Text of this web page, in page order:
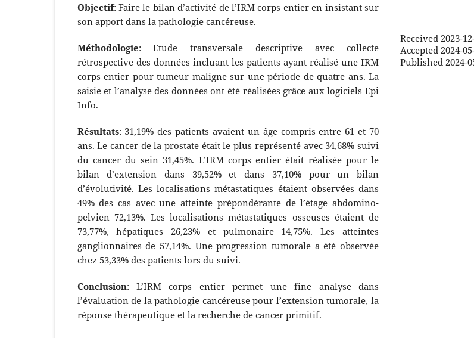
Objectif: Faire le bilan d’activité de l’IRM corps entier en insistant sur
son apport dans la pathologie cancéreuse.
Méthodologie: Etude transversale descriptive avec collecte
rétrospective des données incluant les patients ayant réalisé une IRM
corps entier pour tumeur maligne sur une période de quatre ans. La
saisie et l’analyse des données ont été réalisées grâce aux logiciels Epi
Info.
Résultats: 31,19% des patients avaient un âge compris entre 61 et 70
ans. Le cancer de la prostate était le plus représenté avec 34,68% suivi
du cancer du sein 31,45%. L’IRM corps entier était réalisée pour le
bilan d’extension dans 39,52% et dans 37,10% pour un bilan
d’évolutivité. Les localisations métastatiques étaient observées dans
49% des cas avec une atteinte prépondérante de l’étage abdomino-
pelvien 72,13%. Les localisations métastatiques osseuses étaient de
73,77%, hépatiques 26,23% et pulmonaire 14,75%. Les atteintes
ganglionnaires de 57,14%. Une progression tumorale a été observée
chez 53,33% des patients lors du suivi.
Conclusion: L’IRM corps entier permet une fine analyse dans
l’évaluation de la pathologie cancéreuse pour l’extension tumorale, la
réponse thérapeutique et la recherche de cancer primitif.
Received 2023-
Accepted 2024-
Published 2024-